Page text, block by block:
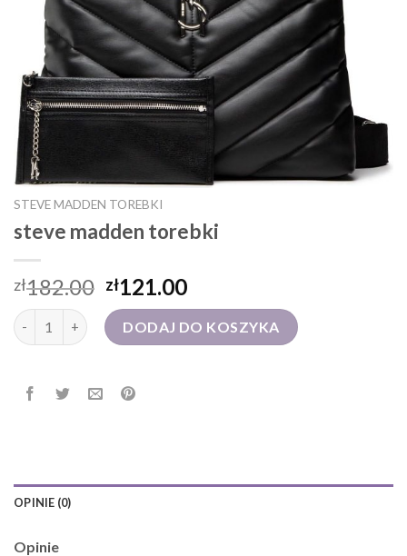
STEVE MADDEN TOREBKI
steve madden torebki
zł182.00 zł121.00
ilość steve madden torebkiDODAJ DO KOSZYKA
OPINIE (0)
Opinie